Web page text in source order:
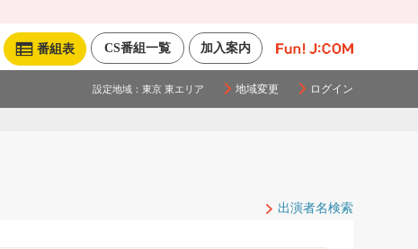
加入案内
CS番組一覧
番組表
設定地域： 東京 東エリア 地域変更 ログイン
出演者名検索